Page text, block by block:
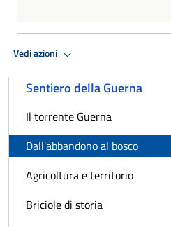
Vedi azioni
Sentiero della Guerna
Il torrente Guerna
Dall'abbandono al bosco
Agricoltura e territorio
Briciole di storia